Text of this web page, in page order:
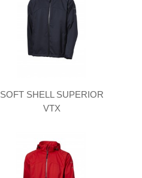
SOFT SHELL SUPERIOR
VTX